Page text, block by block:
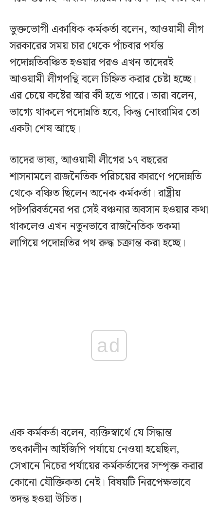
ভুক্তভোগী একাধিক কর্মকর্তা বলেন, আওয়ামী লীগ
সরকারের সময় চার থেকে পাঁচবার পর্যন্ত
পদোন্নতিবঞ্চিত হওয়ার পরও এখন তাদেরই
আওয়ামী লীগপন্থি বলে চিহ্নিত করার চেষ্টা হচ্ছে।
এর চেয়ে কষ্টের আর কী হতে পারে। তারা বলেন,
ভাগ্যে থাকলে পদোন্নতি হবে, কিন্তু নোংরামির তো
একটা শেষ আছে।
তাদের ভাষ্য, আওয়ামী লীগের ১৭ বছরের
শাসনামলে রাজনৈতিক পরিচয়ের কারণে পদোন্নতি
থেকে বঞ্চিত ছিলেন অনেক কর্মকর্তা। রাষ্ট্রীয়
পটপরিবর্তনের পর সেই বঞ্চনার অবসান হওয়ার কথা
থাকলেও এখন নতুনভাবে রাজনৈতিক তকমা
লাগিয়ে পদোন্নতির পথ রুদ্ধ চক্রান্ত করা হচ্ছে।
ad
এক কর্মকর্তা বলেন, ব্যক্তিস্বার্থে যে সিদ্ধান্ত
তৎকালীন আইজিপি পর্যায়ে নেওয়া হয়েছিল,
সেখানে নিচের পর্যায়ের কর্মকর্তাদের সম্পৃক্ত করার
কোনো যৌক্তিকতা নেই। বিষয়টি নিরপেক্ষভাবে
তদন্ত হওয়া উচিত।